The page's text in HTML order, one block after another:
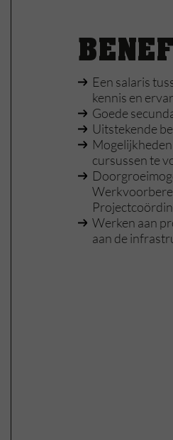
Een salaris
kennis en
Goede
Uitstekende
cursussen te
Werken aan
aan de